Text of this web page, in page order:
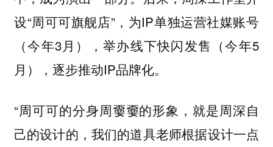
设“周可可旗舰店”，为IP单独运营社媒账号
（今年3月），举办线下快闪发售（今年5
月），逐步推动IP品牌化。
“周可可的分身周嫑嫑的形象，就是周深自
己的设计的，我们的道具老师根据设计一点